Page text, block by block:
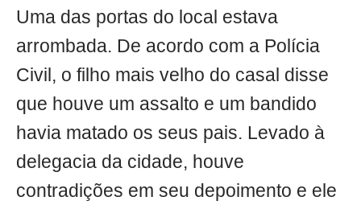
Uma das portas do local estava
arrombada. De acordo com a Polícia
Civil, o filho mais velho do casal disse
que houve um assalto e um bandido
havia matado os seus pais. Levado à
delegacia da cidade, houve
contradições em seu depoimento e ele